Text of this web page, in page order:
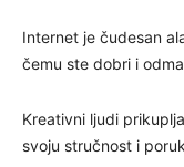
Internet je čudesan
čemu ste dobri i
Kreativni ljudi
svoju stručnost i